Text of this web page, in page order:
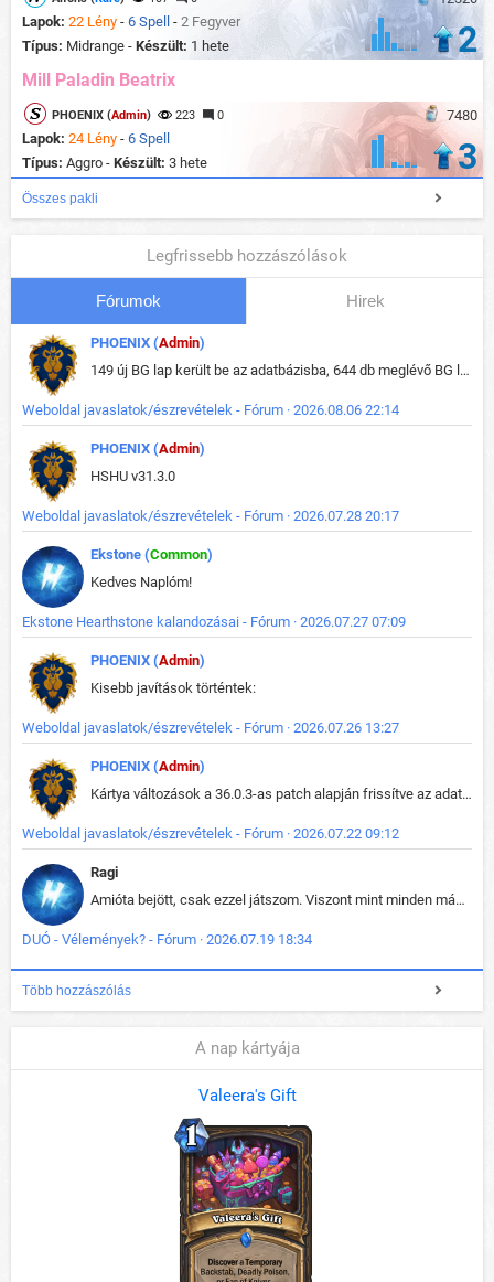
Lapok: 22 Lény - 6 Spell - 2 Fegyver
Típus: Midrange - Készült: 1 hete 2
Mill Paladin Beatrix
7480
PHOENIX (Admin) 223 0
Lapok: 24 Lény - 6 Spell
Típus: Aggro - Készült: 3 hete 3
Összes pakli
Legfrissebb hozzászólások
Fórumok Hirek
PHOENIX (Admin)
149 új BG lap került be az adatbázisba, 644 db meglévő BG lap módosult, bekerültek az új képek a megváltozott lapokhoz is.
Weboldal javaslatok/észrevételek - Fórum · 2026.08.06 22:14
PHOENIX (Admin)
HSHU v31.3.0
Weboldal javaslatok/észrevételek - Fórum · 2026.07.28 20:17
Ekstone (Common)
Kedves Naplóm!
Ekstone Hearthstone kalandozásai - Fórum · 2026.07.27 07:09
PHOENIX (Admin)
Kisebb javítások történtek:
Weboldal javaslatok/észrevételek - Fórum · 2026.07.26 13:27
PHOENIX (Admin)
Kártya változások a 36.0.3-as patch alapján frissítve az adatbázisban (képek is cserélve).
Weboldal javaslatok/észrevételek - Fórum · 2026.07.22 09:12
Ragi
Amióta bejött, csak ezzel játszom. Viszont mint minden más - akár az alapjáték is, ez is baromira összetett lett. Néha már pár kör után is esélytelen az egész. Vagy irreállisan túltápol valaki, vagy lelép a partner, vagy csak hülye mint a segg. És amikor eljönne az én időm, na akkor jön el mindenki másé is. Engem jobban érdekelne, hogy ki milyen ratingen szokott játszani. Na ez lenne egy érdekes adat.
DUÓ - Vélemények? - Fórum · 2026.07.19 18:34
Több hozzászólás
A nap kártyája
Valeera's Gift